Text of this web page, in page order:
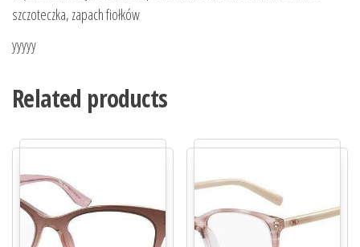
szczoteczka, zapach fiołków
yyyyy
Related products